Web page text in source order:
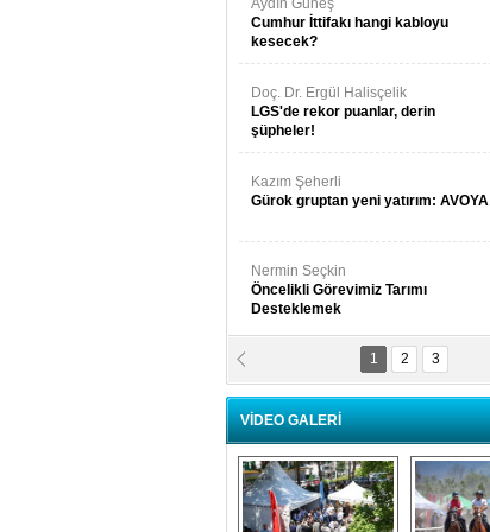
Aydın Güneş
Cumhur İttifakı hangi kabloyu
kesecek?
Doç. Dr. Ergül Halisçelik
LGS'de rekor puanlar, derin
şüpheler!
Kazım Şeherli
Gürok gruptan yeni yatırım: AVOYA
Nermin Seçkin
Öncelikli Görevimiz Tarımı
Desteklemek
Nilüfer Menekli Buzcular
Siz Hiç Kelebeklerin Sesini
Duydunuz Mu?
1 2 3
VİDEO GALERİ